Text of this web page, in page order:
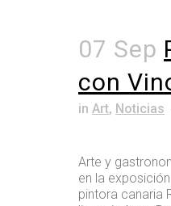
07 Sep
con
in Art, Noticias
Arte y
en la
pintora canaria